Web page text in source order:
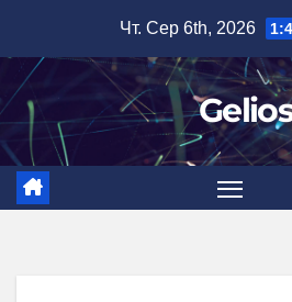
вмісту
Чт. Сер 6th, 2026
Gelios